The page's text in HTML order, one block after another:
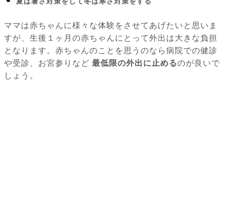
ママは赤ちゃんに様々な体験をさせてあげたいと思いま
すが、生後１ヶ月の赤ちゃんにとって外出は大きな負担
となります。赤ちゃんのことを思うのなら病院での健診
や受診、お宮参りなど 最低限の外出に止めるのが良いで
しょう。